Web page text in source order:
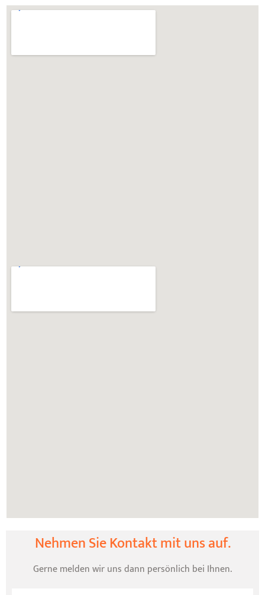
Nehmen Sie Kontakt mit uns auf.
Gerne melden wir uns dann persönlich bei Ihnen.